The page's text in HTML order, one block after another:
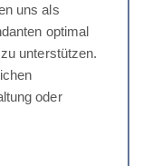
uns als
optimal
unterstützen.
oder